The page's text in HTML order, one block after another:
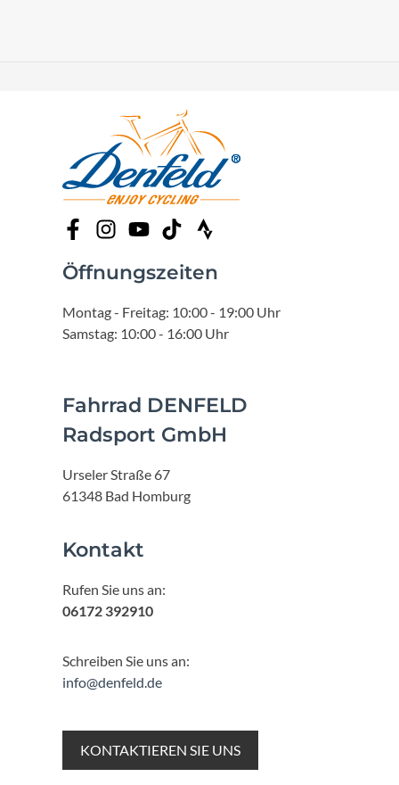
Öffnungszeiten
Montag - Freitag: 10:00 - 19:00 Uhr
Samstag: 10:00 - 16:00 Uhr
Fahrrad DENFELD
Radsport GmbH
Urseler Straße 67
61348 Bad Homburg
Kontakt
Rufen Sie uns an:
06172 392910
Schreiben Sie uns an:
info@denfeld.de
KONTAKTIEREN SIE UNS